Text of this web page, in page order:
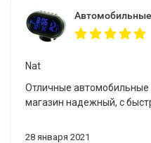
Nat
Отличные автомобильные
магазин надежный, с
28 января 2021